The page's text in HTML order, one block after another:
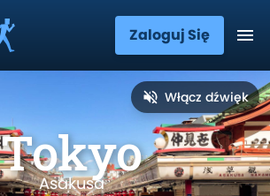
Zaloguj Się
Włącz dźwięk
Tokyo
Asakusa